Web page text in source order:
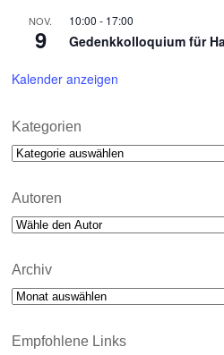
NOV.
9
10:00 - 17:00
Gedenkkolloquium für
Kalender anzeigen
Kategorien
Kategorien
Autoren
Archiv
Archiv
Empfohlene Links